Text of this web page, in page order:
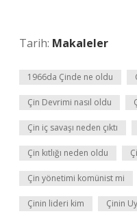
Tarih: Makaleler
1966da Çinde ne oldu
Çin Devrimi nasıl oldu
Çin iç savaşı neden çıktı
Çin kıtlığı neden oldu
Çin yönetimi komünist mi
Çinin lideri kim Çinin